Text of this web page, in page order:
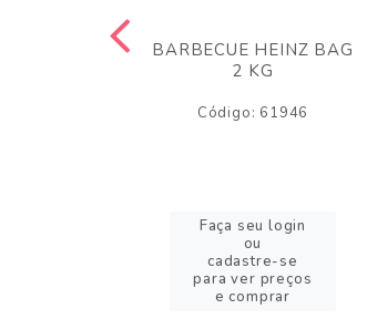
BARBECUE HEINZ BAG
2 KG
Código: 61946
Faça seu login
ou
cadastre-se
para ver preços
e comprar